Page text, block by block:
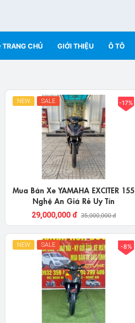
TRANG CHỦ GIỚI THIỆU Ô TÔ
NEW SALE -17%
Mua Bán Xe YAMAHA EXCITER 155
Nghệ An Giá Rẻ Uy Tín
29,000,000 đ 35,000,000 đ
NEW SALE -8%